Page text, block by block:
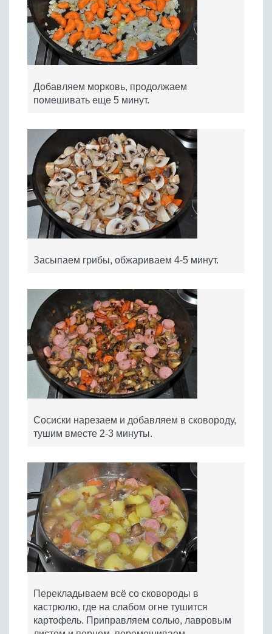
Добавляем морковь, продолжаем
помешивать еще 5 минут.
Засыпаем грибы, обжариваем 4-5 минут.
Сосиски нарезаем и добавляем в сковороду,
тушим вместе 2-3 минуты.
Перекладываем всё со сковороды в
кастрюлю, где на слабом огне тушится
картофель. Приправляем солью, лавровым